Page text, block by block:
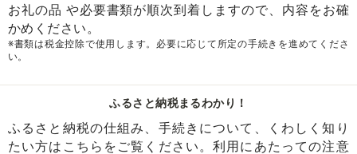
お礼の品 や必要書類が順次到着しますので、内容をお確
かめください。
※書類は税金控除で使用します。必要に応じて所定の手続きを進めてくださ
い。
ふるさと納税まるわかり！
ふるさと納税の仕組み、手続きについて、くわしく知り
たい方はこちらをご覧ください。利用にあたっての注意